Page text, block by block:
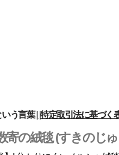
寄の絨毯 (すきのじ
いう言葉||特定取引法に基づく